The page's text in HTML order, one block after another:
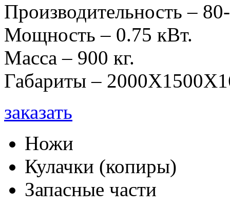
Производительность –
Мощность – 0.75 кВт.
Масса – 900 кг.
Габариты –
заказать
Ножи
Кулачки (копиры)
Запасные части